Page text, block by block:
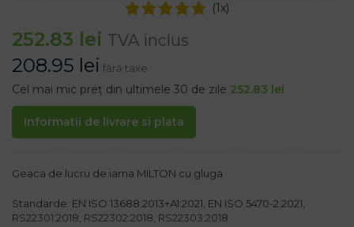
(1x)
252.83 lei TVA inclus
208.95 lei fără taxe
Cel mai mic preț din ultimele 30 de zile 252.83 lei
Informatii de livrare si plata
Geaca de lucru de iarna MILTON cu gluga
Standarde: EN ISO 13688:2013+A1:2021, EN ISO 5470-2:2021,
RS22301:2018, RS22302:2018, RS22303:2018